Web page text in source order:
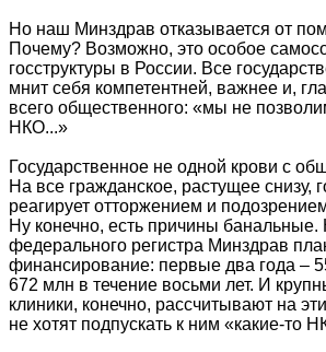
Но наш Минздрав отказывается от
Почему? Возможно, это особое
госструктуры в России. Все
мнит себя компетентней, важнее и,
всего общественного: «мы не
НКО...»
Государственное не одной крови с
На все гражданское, растущее снизу,
реагирует отторжением и
Ну конечно, есть причины банальные.
федерального регистра Минздрав
финансирование: первые два года –
672 млн в течение восьми лет. И
клиники, конечно, рассчитывают на
не хотят подпускать к ним «какие-то